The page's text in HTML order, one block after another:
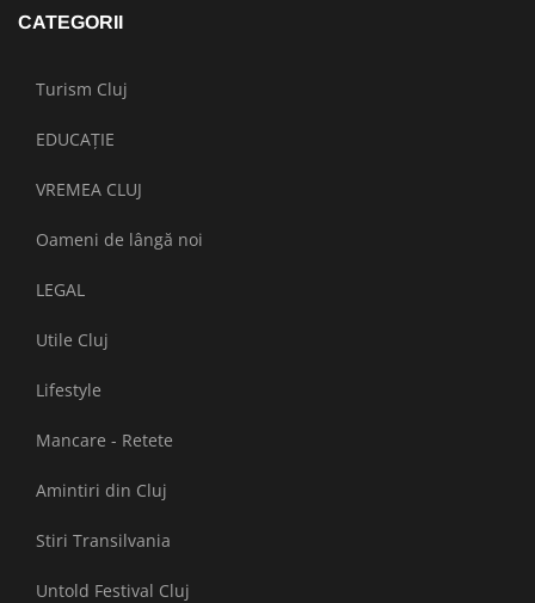
CATEGORII
Turism Cluj
EDUCAȚIE
VREMEA CLUJ
Oameni de lângă noi
LEGAL
Utile Cluj
Lifestyle
Mancare - Retete
Amintiri din Cluj
Stiri Transilvania
Untold Festival Cluj